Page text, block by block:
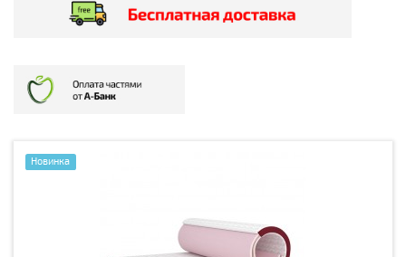
Новинка